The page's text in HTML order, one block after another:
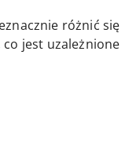
różnić się
jest uzależnione